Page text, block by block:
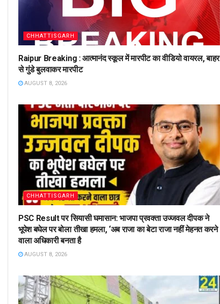
CHHATTISGARH
Raipur Breaking : आत्मानंद स्कूल में मारपीट का वीडियो वायरल, बाहर
से गुंडे बुलवाकर मारपीट
AUGUST 8, 2026
CHHATTISGARH
PSC Result पर सियासी घमासान: भाजपा प्रवक्ता उज्जवल दीपक ने
भूपेश बघेल पर बोला तीखा हमला, ‘अब राजा का बेटा राजा नहीं मेहनत करने
वाला अधिकारी बनता है
AUGUST 8, 2026